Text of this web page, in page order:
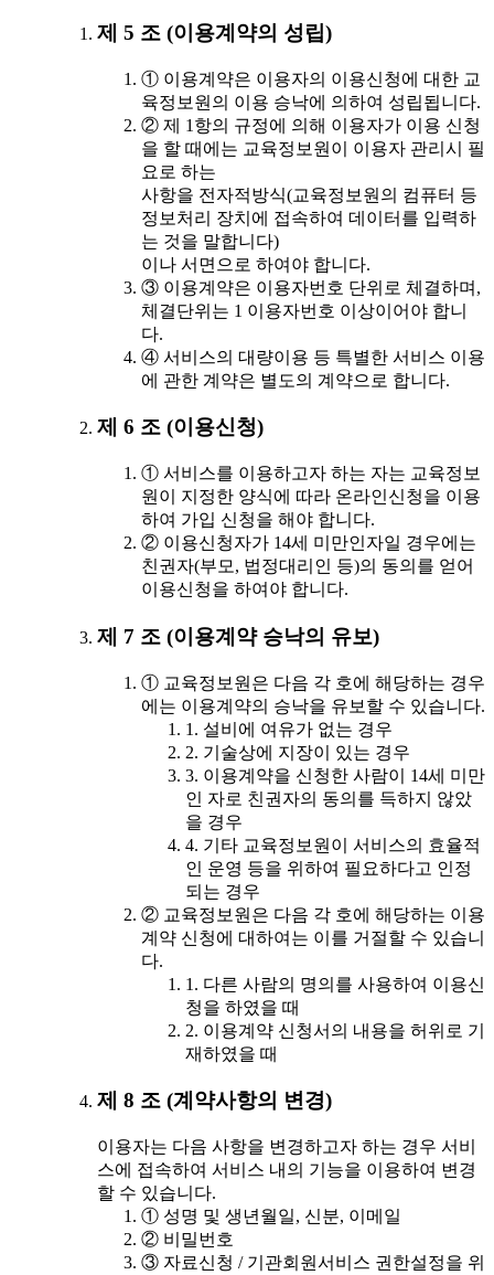
제 5 조 (이용계약의 성립)
① 이용계약은 이용자의 이용신청에 대한 교
육정보원의 이용 승낙에 의하여 성립됩니다.
② 제 1항의 규정에 의해 이용자가 이용 신청
을 할 때에는 교육정보원이 이용자 관리시 필
요로 하는
사항을 전자적방식(교육정보원의 컴퓨터 등
정보처리 장치에 접속하여 데이터를 입력하
는 것을 말합니다)
이나 서면으로 하여야 합니다.
③ 이용계약은 이용자번호 단위로 체결하며,
체결단위는 1 이용자번호 이상이어야 합니
다.
④ 서비스의 대량이용 등 특별한 서비스 이용
에 관한 계약은 별도의 계약으로 합니다.
제 6 조 (이용신청)
① 서비스를 이용하고자 하는 자는 교육정보
원이 지정한 양식에 따라 온라인신청을 이용
하여 가입 신청을 해야 합니다.
② 이용신청자가 14세 미만인자일 경우에는
친권자(부모, 법정대리인 등)의 동의를 얻어
이용신청을 하여야 합니다.
제 7 조 (이용계약 승낙의 유보)
① 교육정보원은 다음 각 호에 해당하는 경우
에는 이용계약의 승낙을 유보할 수 있습니다.
1. 설비에 여유가 없는 경우
2. 기술상에 지장이 있는 경우
3. 이용계약을 신청한 사람이 14세 미만
인 자로 친권자의 동의를 득하지 않았
을 경우
4. 기타 교육정보원이 서비스의 효율적
인 운영 등을 위하여 필요하다고 인정
되는 경우
② 교육정보원은 다음 각 호에 해당하는 이용
계약 신청에 대하여는 이를 거절할 수 있습니
다.
1. 다른 사람의 명의를 사용하여 이용신
청을 하였을 때
2. 이용계약 신청서의 내용을 허위로 기
재하였을 때
제 8 조 (계약사항의 변경)
이용자는 다음 사항을 변경하고자 하는 경우 서비
스에 접속하여 서비스 내의 기능을 이용하여 변경
할 수 있습니다.
① 성명 및 생년월일, 신분, 이메일
② 비밀번호
③ 자료신청 / 기관회원서비스 권한설정을 위